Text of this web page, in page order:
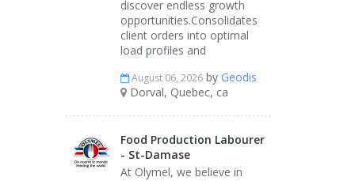
discover endless growth
opportunities.Consolidates
client orders into optimal
load profiles and
August 06, 2026 by Geodis
Dorval, Quebec, ca
Food Production Labourer
- St-Damase
At Olymel, we believe in